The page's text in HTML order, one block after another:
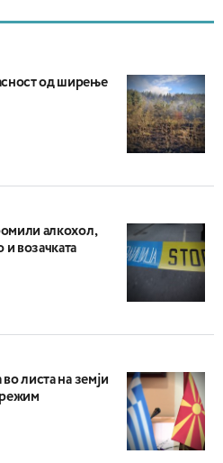
од ширење
алкохол,
возачката
во листа на земји